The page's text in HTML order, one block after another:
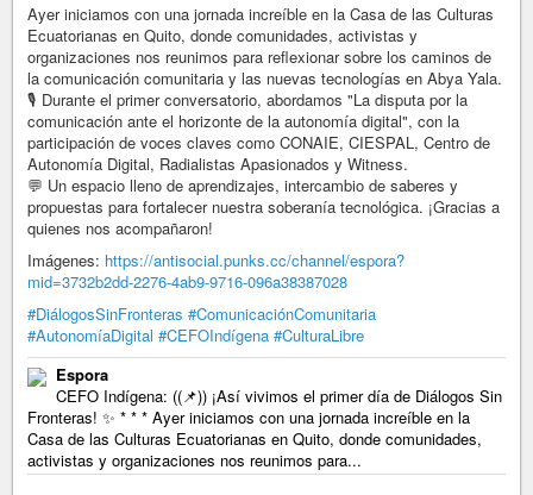
Ayer iniciamos con una jornada increíble en la Casa de las Culturas
Ecuatorianas en Quito, donde comunidades, activistas y
organizaciones nos reunimos para reflexionar sobre los caminos de
la comunicación comunitaria y las nuevas tecnologías en Abya Yala.
🎙️ Durante el primer conversatorio, abordamos "La disputa por la
comunicación ante el horizonte de la autonomía digital", con la
participación de voces claves como CONAIE, CIESPAL, Centro de
Autonomía Digital, Radialistas Apasionados y Witness.
💬 Un espacio lleno de aprendizajes, intercambio de saberes y
propuestas para fortalecer nuestra soberanía tecnológica. ¡Gracias a
quienes nos acompañaron!
Imágenes: https://antisocial.punks.cc/channel/espora?
mid=3732b2dd-2276-4ab9-9716-096a38387028
#DiálogosSinFronteras #ComunicaciónComunitaria
#AutonomíaDigital #CEFOIndígena #CulturaLibre
Espora
CEFO Indígena: ((📌)) ¡Así vivimos el primer día de Diálogos Sin
Fronteras! ✨ * * * Ayer iniciamos con una jornada increíble en la
Casa de las Culturas Ecuatorianas en Quito, donde comunidades,
activistas y organizaciones nos reunimos para...